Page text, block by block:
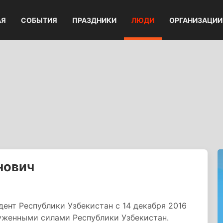
СОБЫТИЯ ПРАЗДНИКИ ЛЮДИ ОРГАНИЗАЦИИ
Республики Узбекистан с 14 декабря 2016
силами Республики Узбекистан.